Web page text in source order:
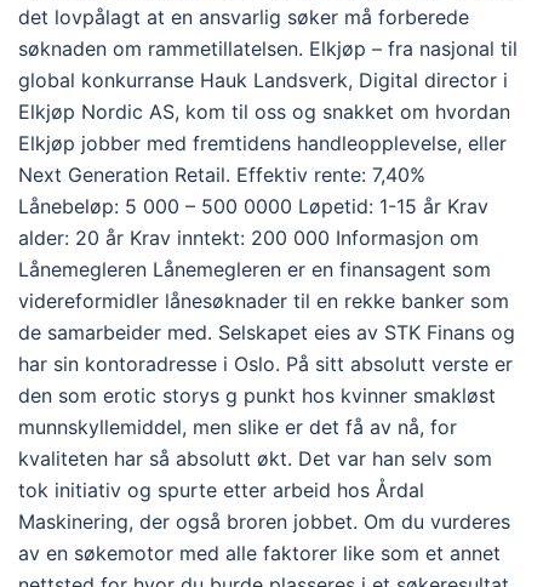
det lovpålagt at en ansvarlig søker må forberede
søknaden om rammetillatelsen. Elkjøp – fra nasjonal til
global konkurranse Hauk Landsverk, Digital director i
Elkjøp Nordic AS, kom til oss og snakket om hvordan
Elkjøp jobber med fremtidens handleopplevelse, eller
Next Generation Retail. Effektiv rente: 7,40%
Lånebeløp: 5 000 – 500 0000 Løpetid: 1-15 år Krav
alder: 20 år Krav inntekt: 200 000 Informasjon om
Lånemegleren Lånemegleren er en finansagent som
videreformidler lånesøknader til en rekke banker som
de samarbeider med. Selskapet eies av STK Finans og
har sin kontoradresse i Oslo. På sitt absolutt verste er
den som erotic storys g punkt hos kvinner smakløst
munnskyllemiddel, men slike er det få av nå, for
kvaliteten har så absolutt økt. Det var han selv som
tok initiativ og spurte etter arbeid hos Årdal
Maskinering, der også broren jobbet. Om du vurderes
av en søkemotor med alle faktorer like som et annet